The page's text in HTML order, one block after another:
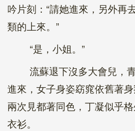
吟片刻：“請她進來，另外再
類的上來。”
“是，小姐。”
流蘇退下沒多大會兒，青
進來，女子身姿窈窕依舊著
兩次見都著同色，丁凝似乎
衣衫。